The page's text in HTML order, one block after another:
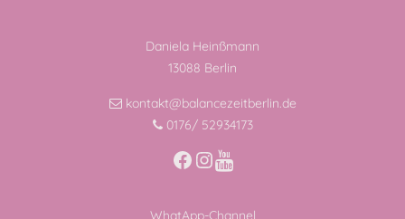
Daniela Heinßmann
13088 Berlin
kontakt@balancezeitberlin.de
0176/ 52934173
Facebook
Instagram
WhatApp-Channel